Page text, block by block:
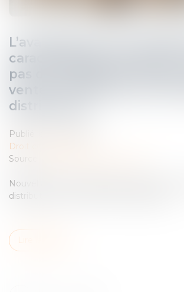
L’avantage sans
caractérisé que lorsqu’il ne
pas des obligations
vente consenti par le
distributeur !
Publié le :
Droit commercial
Source :
Nouvel arrêt important dans le secteur de
distribution où la concurrence fait rage...
Lire la suite